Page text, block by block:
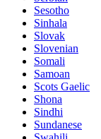
Sesotho
Sinhala
Slovak
Slovenian
Somali
Samoan
Scots Gaelic
Shona
Sindhi
Sundanese